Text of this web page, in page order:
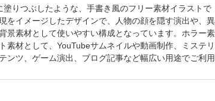
ト 不気味 感情 漫画 漫画素材
手書き ホラー素材 演出
塗りつぶしたような、手書き風のフリー素材イラストで
をイメージしたデザインで、人物の顔を隠す演出や、異
景素材として使いやすい構成となっています。ホラー素
素材として、YouTubeサムネイルや動画制作、ミステリ
ンツ、ゲーム演出、ブログ記事など幅広い用途でご利用